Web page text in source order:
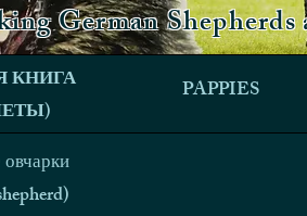
German
КНИГА
PAPPIES